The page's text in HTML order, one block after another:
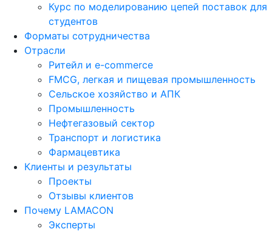
Курс по моделированию цепей поставок для
студентов
Форматы сотрудничества
Отрасли
Ритейл и e-commerce
FMCG, легкая и пищевая промышленность
Сельское хозяйство и АПК
Промышленность
Нефтегазовый сектор
Транспорт и логистика
Фармацевтика
Клиенты и результаты
Проекты
Отзывы клиентов
Почему LAMACON
Эксперты